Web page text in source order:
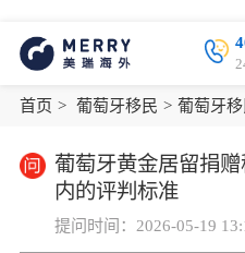
首页 > 葡萄牙移民 > 葡萄牙
葡萄牙黄金居留捐
内的评判标准
提问时间：2026-05-19